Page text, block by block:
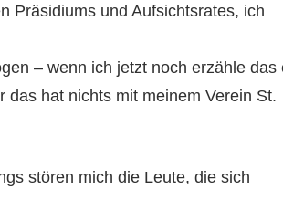
Präsidiums und Aufsichtsrates, ich
– wenn ich jetzt noch erzähle das
hat nichts mit meinem Verein St.
stören mich die Leute, die sich